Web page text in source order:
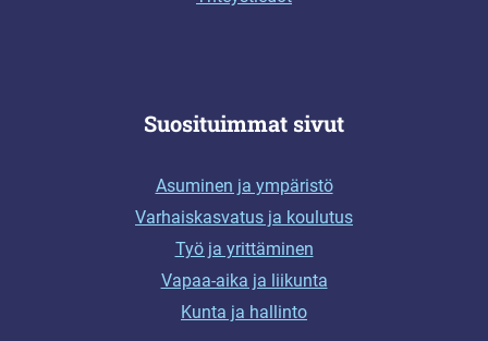
Suosituimmat sivut
Asuminen ja ympäristö
Varhaiskasvatus ja koulutus
Työ ja yrittäminen
Vapaa-aika ja liikunta
Kunta ja hallinto